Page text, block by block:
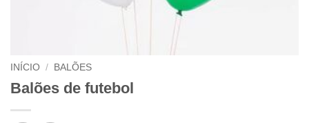
INÍCIO / BALÕES
Balões de futebol